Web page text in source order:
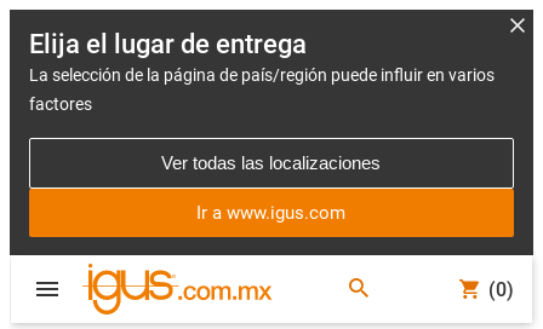
Elija el lugar de entrega
La selección de la página de país/región puede influir en varios
factores
Ver todas las localizaciones
Ir a www.igus.com
(0)